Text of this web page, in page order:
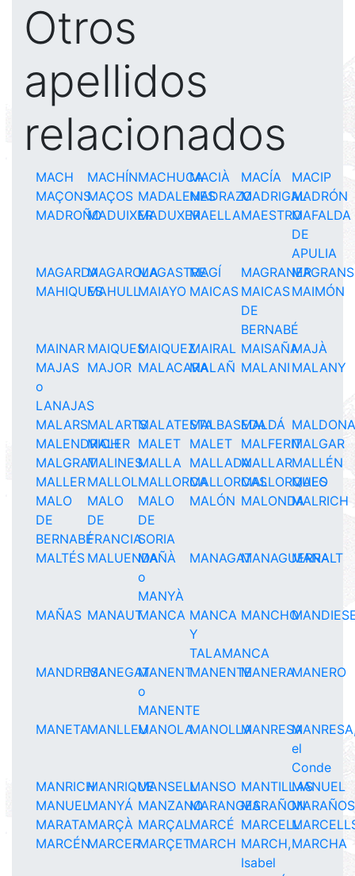
Otros
apellidos
relacionados
MACH MACHÍNMACHUCAMACIÀ MACÍA
MACIP
MAÇONSMAÇOS MADALENESMADRAZOMADRIGALMADRÓN
MADROÑOMADUIXERMADUXERMAELLAMAESTROMAFALDA
DE
APULIA
MAGARDAMAGAROLAMAGASTRE
MAGÍ MAGRANERMAGRANS
MAHIQUESMAHULLMAIAYO MAICAS MAICAS
DE
BERNABÉ
MAIMÓN
MAINAR MAIQUESMAIQUEZMAIRAL MAISAÑAMAJÀ
MAJAS
o
LANAJAS
MAJOR MALACARAMALAÑ MALANI MALANY
MALARSMALARTSMALATESTAMALBASEDA
MALDÁ
MALENDRICH
MALER MALET MALET MALFERITMALGAR
MALGRATMALINESMALLA MALLADAMALLARMALLÉN
MALLERMALLOLMALLORCAMALLORCASMALLORQUES
MALO
MALO
DE
BERNABÉ
MALO
DE
FRANCIA
MALO
DE
SORIA
MALÓN MALONDAMALRICH
MALTÉS MALUENDAMAÑÀ
o
MANYÀ
MANAGATMANAGUERRA
MANALT
MAÑAS MANAUTMANCA MANCA
Y
TALAMANCA
MANCHO
MANDRESAMANEGATMANENT
o
MANENTE
MANENTEMANERAMANERO
MANETAMANLLEUMANOLAMANOLLAMANRESA
el
Conde
MANRICHMANRIQUEMANSELLMANSO MANTILLASMANUEL
MANUELMANYÁ MANZANOMARANGESMARAÑON
MARATAMARÇÀ MARÇALMARCÉ MARCELL
MARCÉNMARCERMARÇETMARCH MARCH,
Isabel
MARCHA